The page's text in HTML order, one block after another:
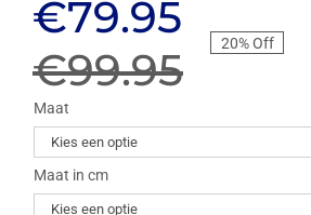
€99.95
prijs
was:
€99.95.
€79.95
Huidige
prijs
is:
€79.95.
20% Off
Maat
Maat in cm